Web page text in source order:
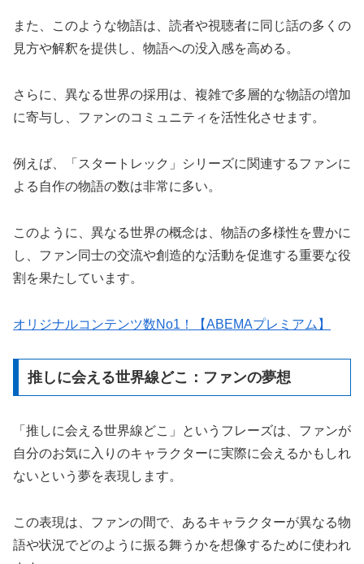
また、このような物語は、読者や視聴者に同じ話の多くの
見方や解釈を提供し、物語への没入感を高める。
さらに、異なる世界の採用は、複雑で多層的な物語の増加
に寄与し、ファンのコミュニティを活性化させます。
例えば、「スタートレック」シリーズに関連するファンに
よる自作の物語の数は非常に多い。
このように、異なる世界の概念は、物語の多様性を豊かに
し、ファン同士の交流や創造的な活動を促進する重要な役
割を果たしています。
オリジナルコンテンツ数No1！【ABEMAプレミアム】
推しに会える世界線どこ：ファンの夢想
「推しに会える世界線どこ」というフレーズは、ファンが
自分のお気に入りのキャラクターに実際に会えるかもしれ
ないという夢を表現します。
この表現は、ファンの間で、あるキャラクターが異なる物
語や状況でどのように振る舞うかを想像するために使われ